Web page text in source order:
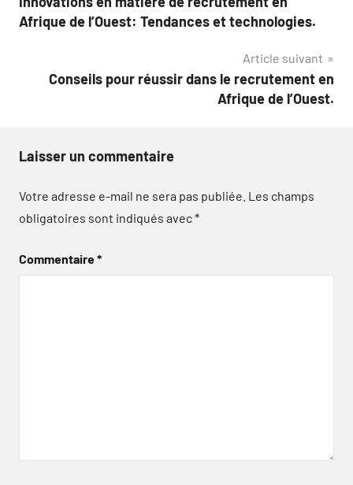
de
Afrique de l’Ouest: Tendances et technologies.
Article suivant
Conseils pour réussir dans le recrutement en
Afrique de l’Ouest.
Laisser un commentaire
Votre adresse e-mail ne sera pas publiée. Les champs
obligatoires sont indiqués avec*
Commentaire*